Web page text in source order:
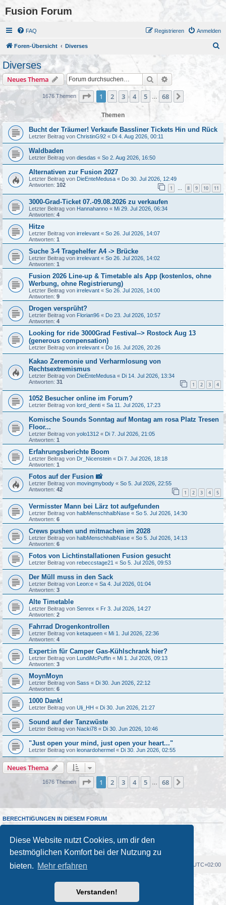
Diese Website nutzt Cookies, um dir den
bestmöglichen Komfort bei der Nutzung zu
bieten. Mehr erfahren
Verstanden!
Fusion Forum
FAQ Anmelden
Registrieren
Foren-Übersicht Diverses
Diverses
Neues Thema Suche
1676 Themen Seite 1von 68
1 2 3 4 5 68
Themen
Bucht der Träumer! Verkaufe Bassliner Tickets Hin und Rück
Letzter Beitrag von ChristinG92 « Di 4. Aug 2026, 00:11
Waldbaden
Letzter Beitrag von diesdas « So 2. Aug 2026, 16:50
Alternativen zur Fusion 2027
Letzter Beitrag von DieEnteMedusa « Do 30. Jul 2026, 12:49
Antworten: 102 1 … 8 9 10 11
3000-Grad-Ticket 07.-09.08.2026 zu verkaufen
Letzter Beitrag von Hannahanno « Mi 29. Jul 2026, 06:34
Antworten: 4
Hitze
Letzter Beitrag von irrelevant « So 26. Jul 2026, 14:07
Antworten: 1
Suche 3-4 Tragehelfer A4 -> Brücke
Letzter Beitrag von irrelevant « So 26. Jul 2026, 14:02
Antworten: 1
Fusion 2026 Line-up & Timetable als App (kostenlos, ohne
Werbung, ohne Registrierung)
Letzter Beitrag von irrelevant « So 26. Jul 2026, 14:00
Antworten: 9
Drogen versprüht?
Letzter Beitrag von Florian96 « Do 23. Jul 2026, 10:57
Antworten: 4
Looking for ride 3000Grad Festival--> Rostock Aug 13
(generous compensation)
Letzter Beitrag von irrelevant « Do 16. Jul 2026, 20:26
Kakao Zeremonie und Verharmlosung von
Rechtsextremismus
Letzter Beitrag von DieEnteMedusa « Di 14. Jul 2026, 13:34
Antworten: 31 1 2 3 4
1052 Besucher online im Forum?
Letzter Beitrag von lord_denti « Sa 11. Jul 2026, 17:23
Komische Sounds Sonntag auf Montag am rosa Platz Tresen
Floor...
Letzter Beitrag von yolo1312 « Di 7. Jul 2026, 21:05
Antworten: 1
Erfahrungsberichte Boom
Letzter Beitrag von Dr_Nicenstein « Di 7. Jul 2026, 18:18
Antworten: 1
Fotos auf der Fusion 📸
Letzter Beitrag von movingmybody « So 5. Jul 2026, 22:55
Antworten: 42 1 2 3 4 5
Vermisster Mann bei Lärz tot aufgefunden
Letzter Beitrag von halbMenschhalbNase « So 5. Jul 2026, 14:30
Antworten: 6
Crews pushen und mitmachen im 2028
Letzter Beitrag von halbMenschhalbNase « So 5. Jul 2026, 14:13
Antworten: 6
Fotos von Lichtinstallationen Fusion gesucht
Letzter Beitrag von rebeccstage21 « So 5. Jul 2026, 09:53
Der Müll muss in den Sack
Letzter Beitrag von Leon:e « Sa 4. Jul 2026, 01:04
Antworten: 3
Alte Timetable
Letzter Beitrag von Senrex « Fr 3. Jul 2026, 14:27
Antworten: 2
Fahrrad Drogenkontrollen
Letzter Beitrag von ketaqueen « Mi 1. Jul 2026, 22:36
Antworten: 4
Expert:in für Camper Gas-Kühlschrank hier?
Letzter Beitrag von LundiMcPuffin « Mi 1. Jul 2026, 09:13
Antworten: 3
MoynMoyn
Letzter Beitrag von Sass « Di 30. Jun 2026, 22:12
Antworten: 6
1000 Dank!
Letzter Beitrag von Uli_HH « Di 30. Jun 2026, 21:27
Sound auf der Tanzwüste
Letzter Beitrag von Nacki78 « Di 30. Jun 2026, 10:46
"Just open your mind, just open your heart..."
Letzter Beitrag von leonardohermel « Di 30. Jun 2026, 02:55
Neues Thema
1676 Themen Seite 1von 68
1 2 3 4 5 68
BERECHTIGUNGEN IN DIESEM FORUM
Du darfst deine Beiträge in diesem Forumnichtändern.
Du darfst deine Beiträge in diesem Forum nicht löschen.
Foren-Übersicht UTC+02:00
Powered byphpBB® Forum Software © phpBB Limited
Deutsche Übersetzung durch
Kulturkosmos Müritz e.V|Fusion Festival